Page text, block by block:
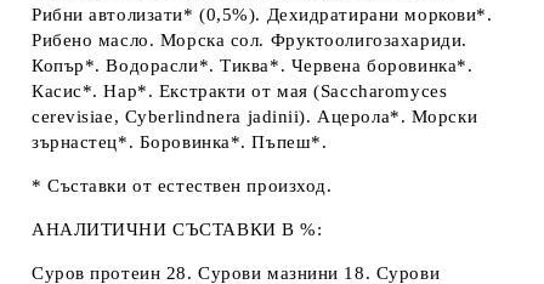
Рибни автолизати* (0,5%). Дехидратирани моркови*.
Рибено масло. Морска сол. Фруктоолигозахариди.
Копър*. Водорасли*. Тиква*. Червена боровинка*.
Касис*. Нар*. Екстракти от мая (Saccharomyces
cerevisiae, Cyberlindnera jadinii). Ацерола*. Морски
зърнастец*. Боровинка*. Пъпеш*.
* Съставки от естествен произход.
АНАЛИТИЧНИ СЪСТАВКИ В %:
Суров протеин 28. Сурови мазнини 18. Сурови